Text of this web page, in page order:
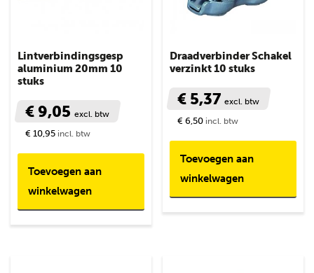
Lintverbindingsgesp
aluminium 20mm 10
stuks
€ 9,05 excl. btw
€ 10,95 incl. btw
Toevoegen aan
winkelwagen
Draadverbinder Schakel
verzinkt 10 stuks
€ 5,37excl. btw
€ 6,50 incl. btw
Toevoegen aan
winkelwagen